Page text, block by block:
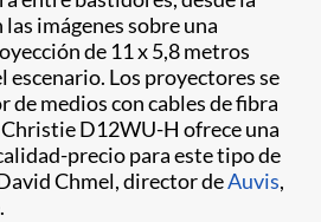
imágenes sobre una
de 11 x 5,8 metros
escenario. Los proyectores se
de medios con cables de fibra
D12WU-H ofrece una
precio para este tipo de
Chmel, director deAuvis,